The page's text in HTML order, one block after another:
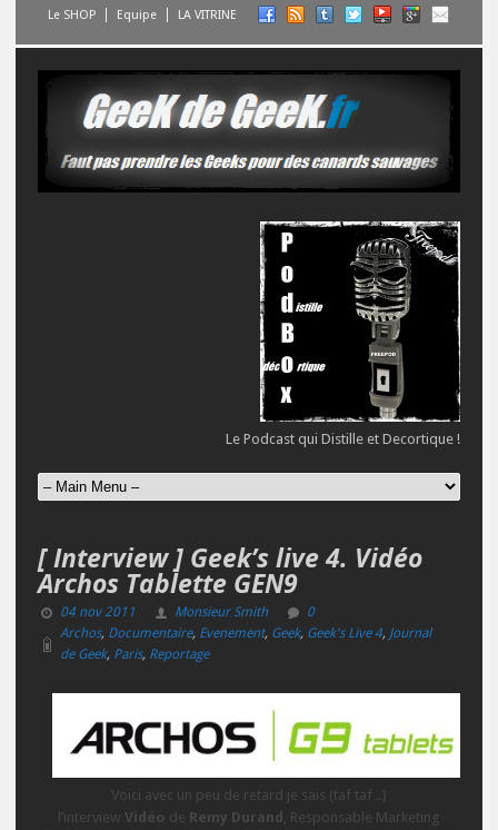
Le SHOP Equipe LA VITRINE
Le Podcast qui Distille et Decortique !
[ Interview ] Geek’s live 4. Vidéo
Archos Tablette GEN9
04 nov 2011 Monsieur Smith
0
Archos, Documentaire, Evenement, Geek, Geek's Live 4, Journal
de Geek, Paris, Reportage
Voici avec un peu de retard je sais (taf taf ..)
l’interview Vidéo de Remy Durand , Responsable Marketing